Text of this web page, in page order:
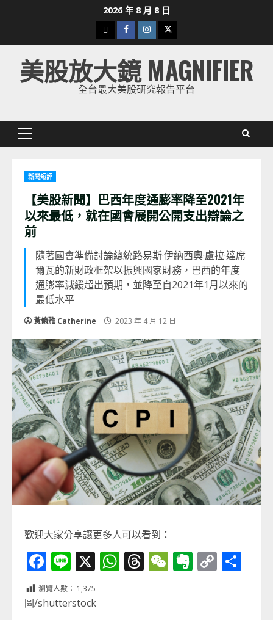
2026 年 8 月 8 日
下
載
美
股
Facebook
Instagram
Twitter
美股放大鏡 MAGNIFIER
全台最大美股研究報告平台
Primary
新聞短評
【美股新聞】巴西年度通膨率降至2021年
以來最低，就在國會展開公開支出辯論之
前
隨著國會準備討論總統路易斯·伊納西奧·盧拉·達席
爾瓦的新財政框架以振興國家財務，巴西的年度
通膨率減緩超出預期，並降至自2021年1月以來的
最低水平
黃脩雅 Catherine 2023 年 4 月 12 日
歡迎大家分享讓更多人可以看到：
Facebook
Line
X WhatsApp
Threads
WeChat
Evernote
Copy
瀏覽人數： 1,375
圖/shutterstock